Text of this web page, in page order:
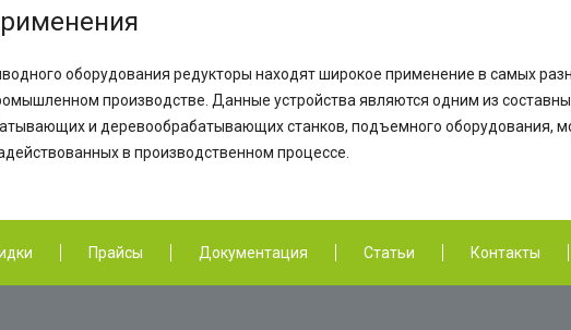
оборудования редукторы находят широкое применение в самых
производстве. Данные устройства являются одним из
и деревообрабатывающих станков, подъемного оборудования,
в производственном процессе.
Прайсы Документация Статьи Контакты